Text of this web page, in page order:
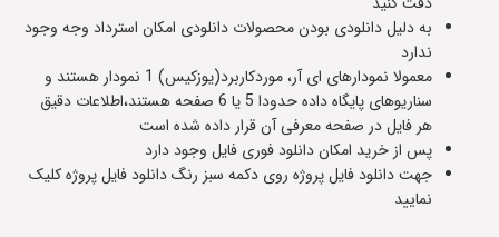
به دلیل دانلودی بودن محصولات دانلودی امکان استرداد وجه وجود
ندارد
معمولا نمودارهای ای آر، موردکاربرد(یوزکیس) 1 نمودار هستند و
سناریوهای پایگاه داده حدودا 5 یا 6 صفحه هستند،اطلاعات دقیق
هر فایل در صفحه معرفی آن قرار داده شده است
پس از خرید امکان دانلود فوری فایل وجود دارد
جهت دانلود فایل پروژه روی دکمه سبز رنگ دانلود فایل پروژه کلیک
نمایید